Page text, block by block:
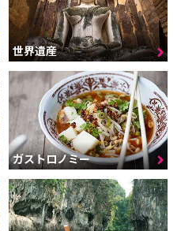
世界遺産
ガストロノミー